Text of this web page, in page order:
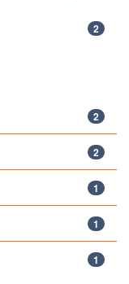
2
2
2
1
1
1